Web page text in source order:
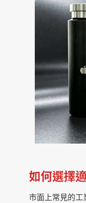
如何選擇
市面上常見的工